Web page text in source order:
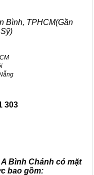
Bình, TPHCM(Gần
303
Bình Chánh có mặt
bao gồm: